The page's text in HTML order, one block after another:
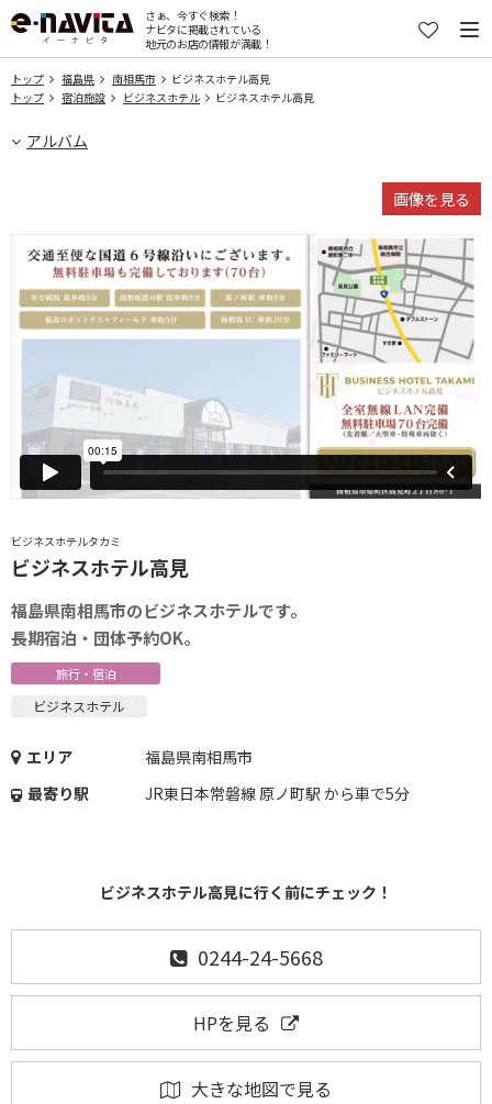
さぁ、今すぐ検索！
ナビタに掲載されている
地元のお店の情報が満載！
トップ 福島県 南相馬市
ビジネスホテル高見
トップ
宿泊施設 ビジネスホテル ビジネスホテル高見
アルバム
ビジネスホテルタカミ
ビジネスホテル高見
福島県南相馬市のビジネスホテルです。
長期宿泊・団体予約OK。
旅行・宿泊
ビジネスホテル
エリア
福島県南相馬市
最寄り駅
JR東日本常磐線 原ノ町駅 から車で5分
ビジネスホテル高見に行く前にチェック！
0244-24-5668
HPを見る
大きな地図で見る
画像を見る